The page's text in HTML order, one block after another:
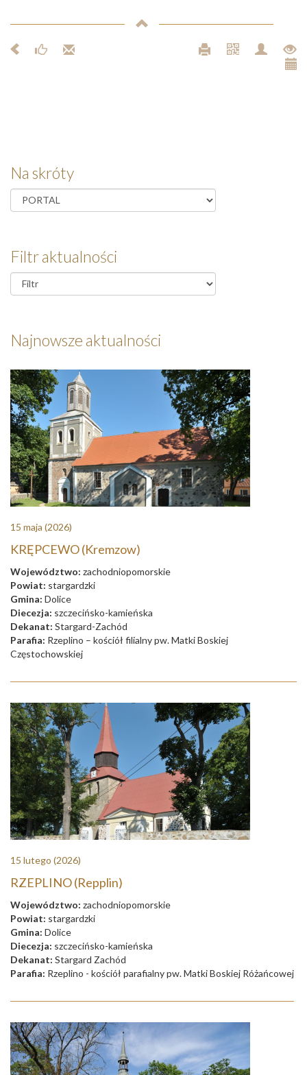
Na skróty
Filtr aktualności
Najnowsze aktualności
15 maja (2026)
KRĘPCEWO (Kremzow)
Województwo: zachodniopomorskie
Powiat: stargardzki
Gmina: Dolice
Diecezja: szczecińsko-kamieńska
Dekanat: Stargard-Zachód
Parafia: Rzeplino – kościół filialny pw. Matki Boskiej
Częstochowskiej
15 lutego (2026)
RZEPLINO (Repplin)
Województwo: zachodniopomorskie
Powiat: stargardzki
Gmina: Dolice
Diecezja: szczecińsko-kamieńska
Dekanat: Stargard Zachód
Parafia: Rzeplino - kościół parafialny pw. Matki Boskiej Różańcowej